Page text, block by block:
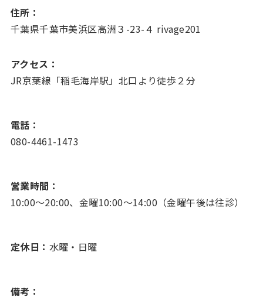
住所：
千葉県千葉市美浜区高洲３-23-４ rivage201
アクセス：
JR京葉線「稲毛海岸駅」北口より徒歩２分
電話：
080-4461-1473
営業時間：
10:00～20:00、金曜10:00～14:00（金曜午後は往診）
定休日： 水曜・日曜
備考：